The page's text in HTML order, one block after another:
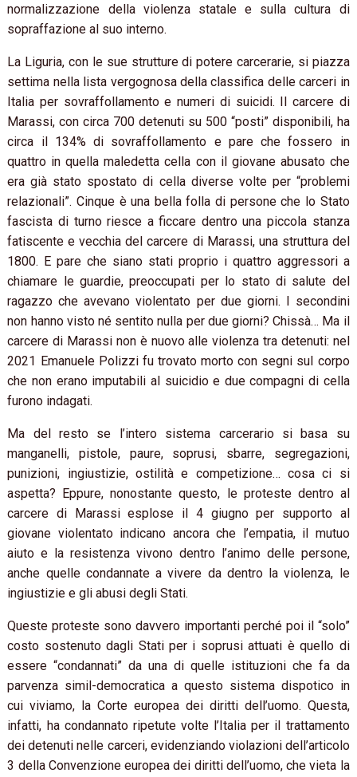
normalizzazione della violenza statale e sulla cultura di
sopraffazione al suo interno.
La Liguria, con le sue strutture di potere carcerarie, si piazza
settima nella lista vergognosa della classifica delle carceri in
Italia per sovraffollamento e numeri di suicidi. Il carcere di
Marassi, con circa 700 detenuti su 500 “posti” disponibili, ha
circa il 134% di sovraffollamento e pare che fossero in
quattro in quella maledetta cella con il giovane abusato che
era già stato spostato di cella diverse volte per “problemi
relazionali”. Cinque è una bella folla di persone che lo Stato
fascista di turno riesce a ficcare dentro una piccola stanza
fatiscente e vecchia del carcere di Marassi, una struttura del
1800. E pare che siano stati proprio i quattro aggressori a
chiamare le guardie, preoccupati per lo stato di salute del
ragazzo che avevano violentato per due giorni. I secondini
non hanno visto né sentito nulla per due giorni? Chissà… Ma il
carcere di Marassi non è nuovo alle violenza tra detenuti: nel
2021 Emanuele Polizzi fu trovato morto con segni sul corpo
che non erano imputabili al suicidio e due compagni di cella
furono indagati.
Ma del resto se l’intero sistema carcerario si basa su
manganelli, pistole, paure, soprusi, sbarre, segregazioni,
punizioni, ingiustizie, ostilità e competizione… cosa ci si
aspetta? Eppure, nonostante questo, le proteste dentro al
carcere di Marassi esplose il 4 giugno per supporto al
giovane violentato indicano ancora che l’empatia, il mutuo
aiuto e la resistenza vivono dentro l’animo delle persone,
anche quelle condannate a vivere da dentro la violenza, le
ingiustizie e gli abusi degli Stati.
Queste proteste sono davvero importanti perché poi il “solo”
costo sostenuto dagli Stati per i soprusi attuati è quello di
essere “condannati” da una di quelle istituzioni che fa da
parvenza simil-democratica a questo sistema dispotico in
cui viviamo, la Corte europea dei diritti dell’uomo. Questa,
infatti, ha condannato ripetute volte l’Italia per il trattamento
dei detenuti nelle carceri, evidenziando violazioni dell’articolo
3 della Convenzione europea dei diritti dell’uomo, che vieta la